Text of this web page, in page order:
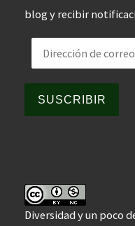
blog y recibir
Dirección de
SUSCRIBIR
Diversidad y un poco